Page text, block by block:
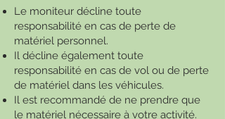
Le moniteur décline toute
responsabilité en cas de perte de
matériel personnel.
Il décline également toute
responsabilité en cas de vol ou de perte
de matériel dans les véhicules.
Il est recommandé de ne prendre que
le matériel nécessaire à votre activité.